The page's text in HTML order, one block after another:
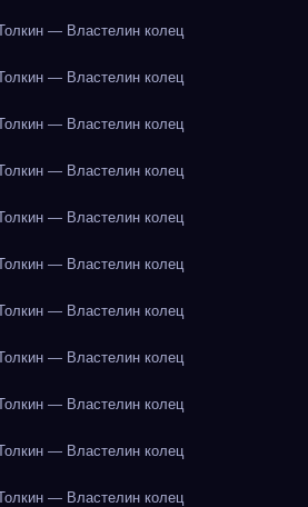
— Властелин колец
— Властелин колец
— Властелин колец
— Властелин колец
— Властелин колец
— Властелин колец
— Властелин колец
— Властелин колец
— Властелин колец
— Властелин колец
— Властелин колец